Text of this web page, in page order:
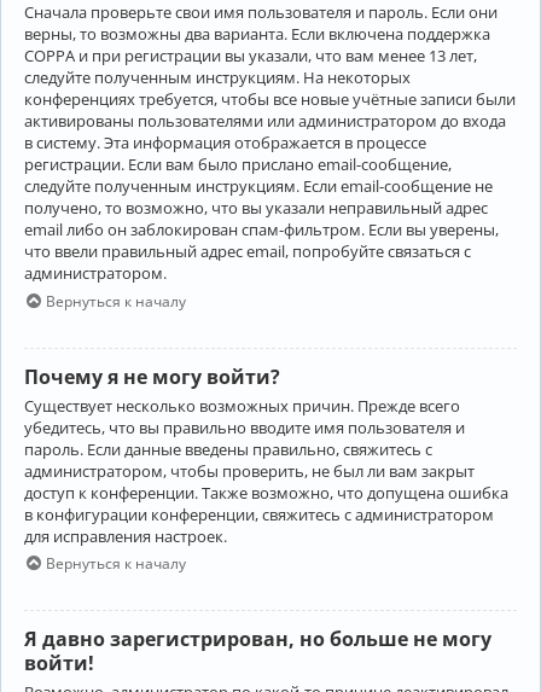
Сначала проверьте свои имя пользователя и пароль. Если они
верны, то возможны два варианта. Если включена поддержка
COPPA и при регистрации вы указали, что вам менее 13 лет,
следуйте полученным инструкциям. На некоторых
конференциях требуется, чтобы все новые учётные записи были
активированы пользователями или администратором до входа
в систему. Эта информация отображается в процессе
регистрации. Если вам было прислано email-сообщение,
следуйте полученным инструкциям. Если email-сообщение не
получено, то возможно, что вы указали неправильный адрес
email либо он заблокирован спам-фильтром. Если вы уверены,
что ввели правильный адрес email, попробуйте связаться с
администратором.
Вернуться к началу
Почему я не могу войти?
Существует несколько возможных причин. Прежде всего
убедитесь, что вы правильно вводите имя пользователя и
пароль. Если данные введены правильно, свяжитесь с
администратором, чтобы проверить, не был ли вам закрыт
доступ к конференции. Также возможно, что допущена ошибка
в конфигурации конференции, свяжитесь с администратором
для исправления настроек.
Вернуться к началу
Я давно зарегистрирован, но больше не могу
войти!